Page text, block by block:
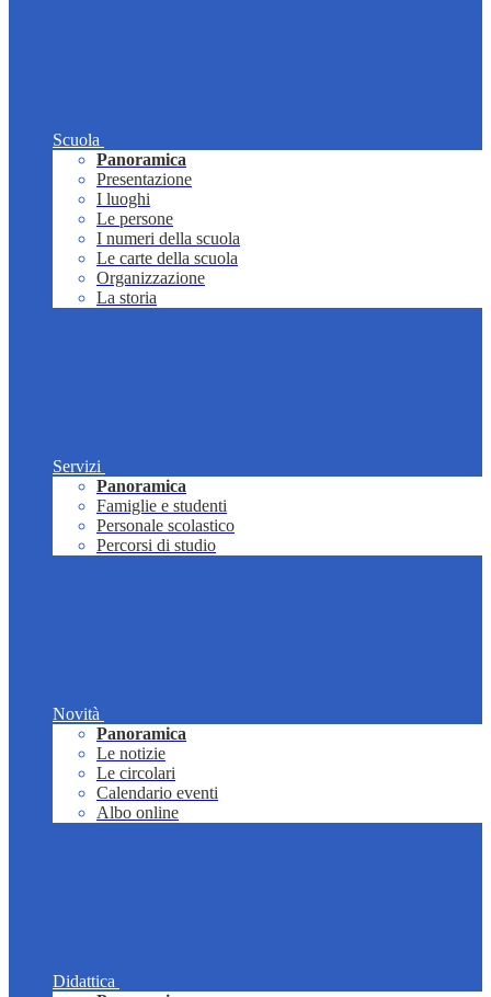
Scuola
Panoramica
Presentazione
I luoghi
Le persone
I numeri della scuola
Le carte della scuola
Organizzazione
La storia
Servizi
Panoramica
Famiglie e studenti
Personale scolastico
Percorsi di studio
Novità
Panoramica
Le notizie
Le circolari
Calendario eventi
Albo online
Didattica